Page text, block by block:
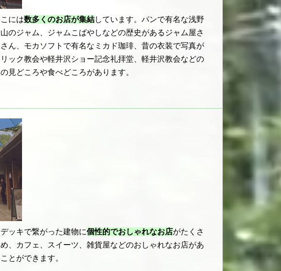
には数多くのお店が集結しています。パンで有名な浅野
のジャム、ジャムこばやしなどの歴史があるジャム屋さ
ん、モカソフトで有名なミカド珈琲、昔の衣装で写真が
ック教会や軽井沢ショー記念礼拝堂、軽井沢教会などの
見どころや食べどころがあります。
ッキで繋がった建物に個性的でおしゃれなお店がたくさ
、カフェ、スイーツ、雑貨屋などのおしゃれなお店があ
とができます。